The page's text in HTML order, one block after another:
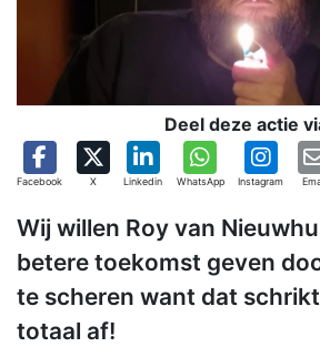
Deel deze actie
Facebook X Linkedin WhatsApp Instagram
Wij willen Roy van
betere toekomst geven
te scheren want dat
totaal af!